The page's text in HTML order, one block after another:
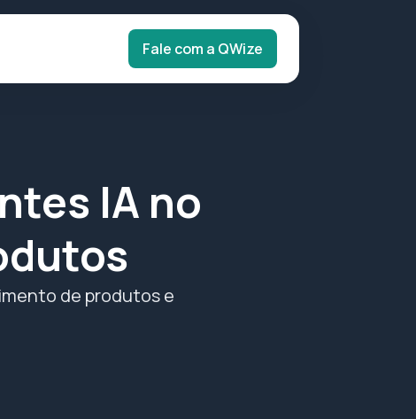
Fale com a QWize
IA no
de produtos e